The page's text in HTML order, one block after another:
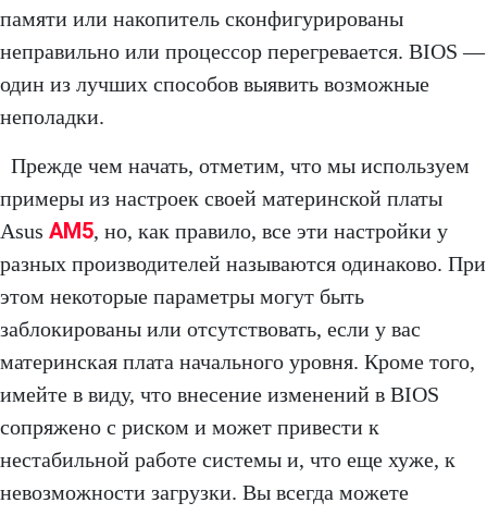
памяти или накопитель сконфигурированы
неправильно или процессор перегревается. BIOS —
один из лучших способов выявить возможные
неполадки.
Прежде чем начать, отметим, что мы используем
примеры из настроек своей материнской платы
Asus AM5, но, как правило, все эти настройки у
разных производителей называются одинаково. При
этом некоторые параметры могут быть
заблокированы или отсутствовать, если у вас
материнская плата начального уровня. Кроме того,
имейте в виду, что внесение изменений в BIOS
сопряжено с риском и может привести к
нестабильной работе системы и, что еще хуже, к
невозможности загрузки. Вы всегда можете